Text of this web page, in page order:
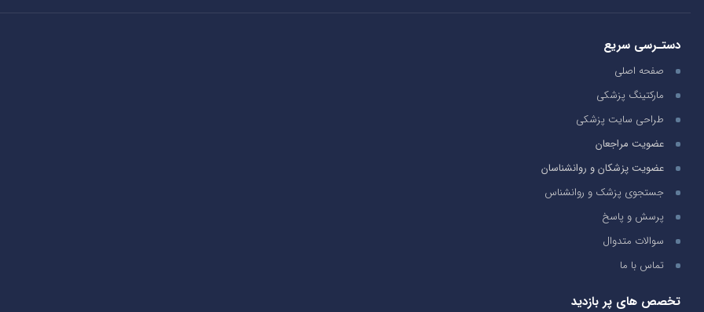
دستـرسی سریع
صفحه اصلی
مارکتینگ پزشکی
طراحی سایت پزشکی
عضویت مراجعان
عضویت پزشکان و روانشناسان
جستجوی پزشک و روانشناس
پرسش و پاسخ
سوالات متدوال
تماس با ما
تخصص های پر بازدید